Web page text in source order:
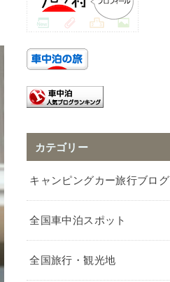
カテゴリー
キャンピングカー旅行ブログ
全国車中泊スポット
全国旅行・観光地